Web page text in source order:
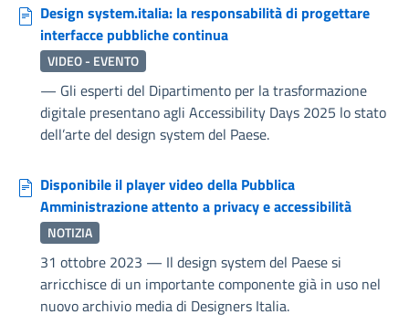
Design system.italia: la responsabilità di progettare
interfacce pubbliche continua
VIDEO - EVENTO
— Gli esperti del Dipartimento per la trasformazione
digitale presentano agli Accessibility Days 2025 lo stato
dell’arte del design system del Paese.
Disponibile il player video della Pubblica
Amministrazione attento a privacy e accessibilità
NOTIZIA
31 ottobre 2023 — Il design system del Paese si
arricchisce di un importante componente già in uso nel
nuovo archivio media di Designers Italia.